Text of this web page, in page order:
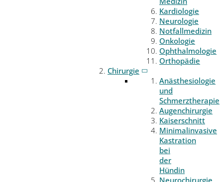
Kardiologie
Neurologie
Notfallmedizin
Onkologie
Ophthalmologie
Orthopädie
Chirurgie
Anästhesiologie
und
Schmerztherapie
Augenchirurgie
Kaiserschnitt
Minimalinvasive
Kastration
bei
der
Hündin
Neurochirurgie